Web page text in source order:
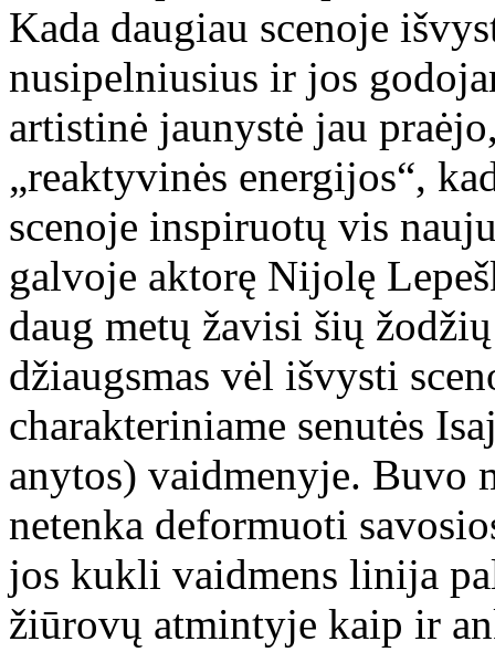
Kada daugiau scenoje
nusipelniusius ir jos
artistinė jaunystė jau
„reaktyvinės energijos“,
scenoje inspiruotų vis
galvoje aktorę Nijolę
daug metų žavisi šių
džiaugsmas vėl išvysti
charakteriniame senutės
anytos) vaidmenyje. Buvo
netenka deformuoti
jos kukli vaidmens linija
žiūrovų atmintyje kaip ir